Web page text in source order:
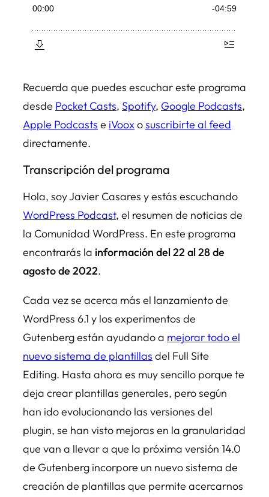
Recuerda que puedes escuchar este programa
desde Pocket Casts, Spotify, Google Podcasts,
Apple Podcasts e iVooxosuscribirte al feed
directamente.
Transcripción del programa
Hola, soy Javier Casares y estás escuchando
WordPress Podcast, el resumen de noticias de
la Comunidad WordPress. En este programa
encontrarás la información del 22 al 28 de
agosto de 2022.
Cada vez se acerca más el lanzamiento de
WordPress 6.1 y los experimentos de
Gutenberg están ayudando a mejorar todo el
nuevo sistema de plantillas del Full Site
Editing. Hasta ahora es muy sencillo porque te
deja crear plantillas generales, pero según
han ido evolucionando las versiones del
plugin, se han visto mejoras en la granularidad
que van a llevar a que la próxima versión 14.0
de Gutenberg incorpore un nuevo sistema de
creación de plantillas que permite acercarnos